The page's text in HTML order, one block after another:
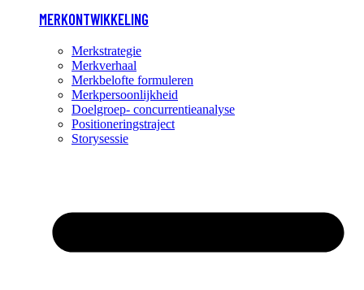
MERKONTWIKKELING
Merkstrategie
Merkverhaal
Merkbelofte formuleren
Merkpersoonlijkheid
Doelgroep- concurrentieanalyse
Positioneringstraject
Storysessie